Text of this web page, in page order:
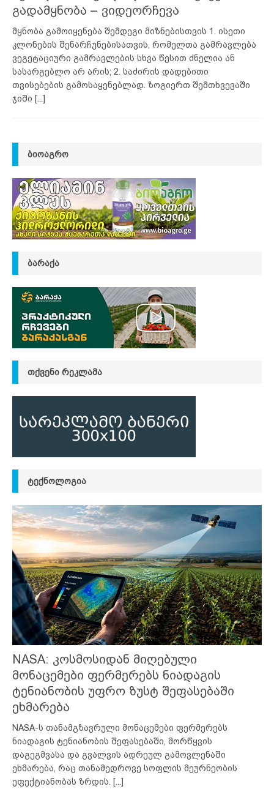
გადამყნობა – ვიდეორჩევა
მყნობა გამოიყენება შემდეგი მიზნებისთვის 1. ისეთი
კლონების შენარჩუნებისათვის, რომელთა გამრავლება
ვეგეტაციური გამრავლების სხვა წესით ძნელია ან
სასარგებლო არ არის; 2. საძირის დადებითი
თვისებების გამოსაყენებლად. ზოგიერთ შემთხვევაში
ჯიში [...]
ᲑᲘᲝᲐᲒᲠᲝ
ᲑᲐᲠᲐᲥᲐ
ᲗᲥᲕᲔᲜᲘ ᲠᲔᲙᲚᲐᲛᲐ
ᲢᲔᲥᲜᲝᲚᲝᲒᲘᲐ
NASA: კოსმოსიდან მიღებული
მონაცემები ფერმერებს ნიადაგის
ტენიანობის უფრო ზუსტ შეფასებაში
ეხმარება
NASA-ს თანამგზავრული მონაცემები ფერმერებს
ნიადაგის ტენიანობის შეფასებაში, მორწყვის
დაგეგმვასა და გვალვის ადრეულ გამოვლენაში
ეხმარება, რაც თანამედროვე სოფლის მეურნეობის
ეფექტიანობას ზრდის.
[...]